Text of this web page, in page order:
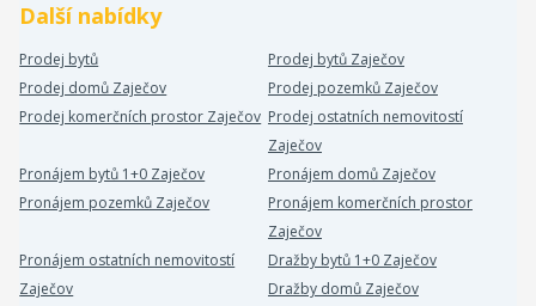
Další nabídky
Prodej bytů
Prodej bytů Zaječov
Prodej domů Zaječov
Prodej pozemků Zaječov
Prodej komerčních prostor Zaječov Prodej ostatních nemovitostí
Zaječov
Pronájem bytů 1+0 Zaječov
Pronájem domů Zaječov
Pronájem pozemků Zaječov
Pronájem komerčních prostor
Zaječov
Pronájem ostatních nemovitostí
Zaječov
Dražby bytů 1+0 Zaječov
Dražby domů Zaječov